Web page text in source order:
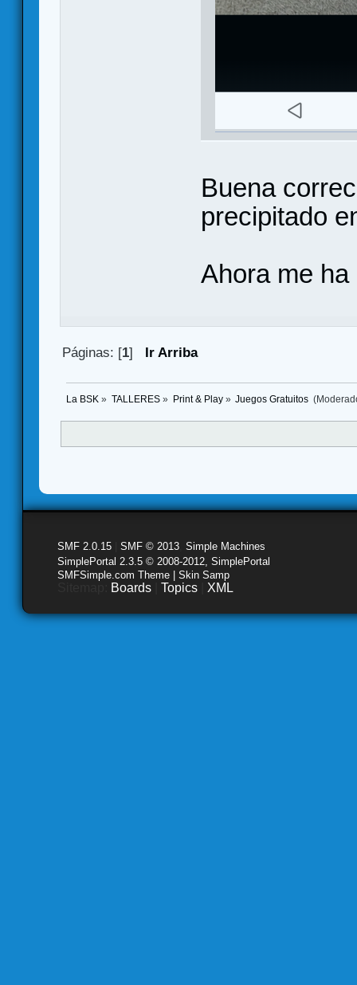
Buena
precipitado
Ahora me
Páginas: [1] Ir Arriba
La BSK » TALLERES» Print & Play» Juegos Gratuitos
SMF 2.0.15 SMF © 2013 Simple Machines
SimplePortal 2.3.5 © 2008-2012, SimplePortal
SMFSimple.com Theme | Skin Samp
Boards Topics XML